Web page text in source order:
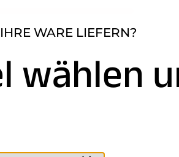
WARE LIEFERN?
wählen